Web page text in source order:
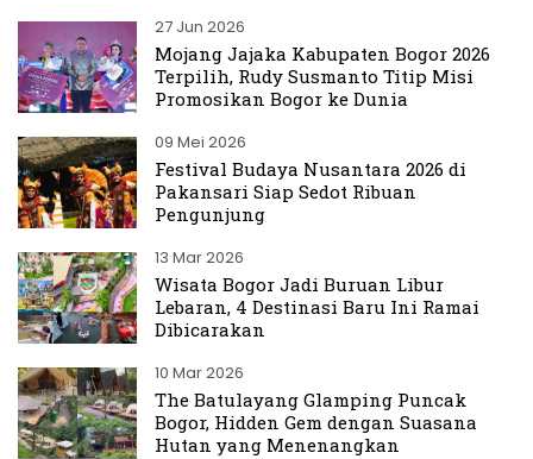
27 Jun 2026
Mojang Jajaka Kabupaten Bogor 2026
Terpilih, Rudy Susmanto Titip Misi
Promosikan Bogor ke Dunia
09 Mei 2026
Festival Budaya Nusantara 2026 di
Pakansari Siap Sedot Ribuan
Pengunjung
13 Mar 2026
Wisata Bogor Jadi Buruan Libur
Lebaran, 4 Destinasi Baru Ini Ramai
Dibicarakan
10 Mar 2026
The Batulayang Glamping Puncak
Bogor, Hidden Gem dengan Suasana
Hutan yang Menenangkan